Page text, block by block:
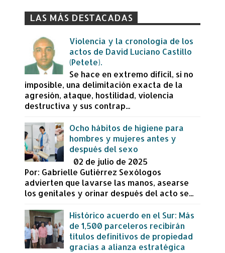
LAS MÁS DESTACADAS
Violencia y la cronología de los
actos de David Luciano Castillo
(Petete).
Se hace en extremo difícil, si no
imposible, una delimitación exacta de la
agresión, ataque, hostilidad, violencia
destructiva y sus contrap...
Ocho hábitos de higiene para
hombres y mujeres antes y
después del sexo
02 de julio de 2025
Por: Gabrielle Gutiérrez Sexólogos
advierten que lavarse las manos, asearse
los genitales y orinar después del acto se...
Histórico acuerdo en el Sur: Más
de 1,500 parceleros recibirán
títulos definitivos de propiedad
gracias a alianza estratégica